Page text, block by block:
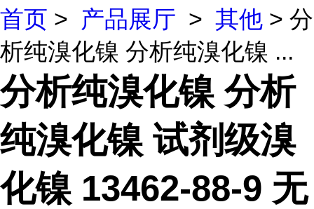
首页 > 产品展厅 > 其他 > 分
析纯溴化镍 分析纯溴化镍 ...
分析纯溴化镍 分析
纯溴化镍 试剂级溴
化镍 13462-88-9 无